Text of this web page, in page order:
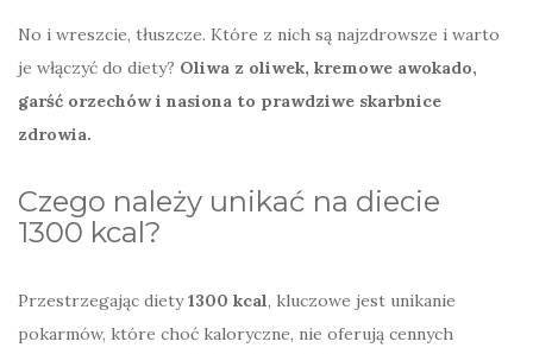
No i wreszcie, tłuszcze. Które z nich są najzdrowsze i warto
je włączyć do diety? Oliwa z oliwek, kremowe awokado,
garść orzechów i nasiona to prawdziwe skarbnice
zdrowia.
Czego należy unikać na diecie
1300 kcal?
Przestrzegając diety1300 kcal, kluczowe jest unikanie
pokarmów, które choć kaloryczne, nie oferują cennych